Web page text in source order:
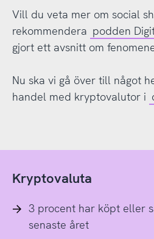
Vill du veta mer om social
rekommendera podden
gjort ett avsnitt om
Nu ska vi gå över till något
handel med kryptovalutor i
Kryptovaluta
3 procent har köpt eller
senaste året